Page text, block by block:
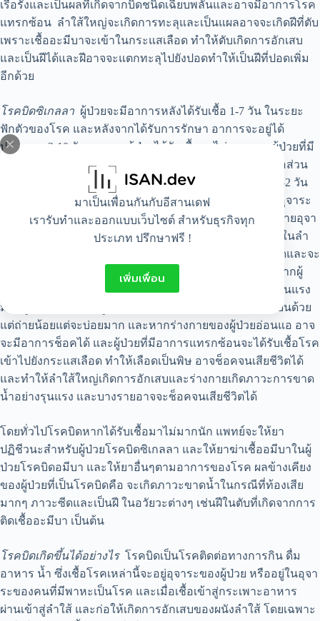
มาเป็นเพื่อนกันกับอีสานเดฟ
เรารับทำและออกแบบเว็บไซต์ สำหรับธุรกิจทุก
ประเภท ปรึกษาฟรี !
เพิ่มเพื่อน
เรื้อรังและเป็นผลที่เกิดจากบิดชนิดเฉียบพลันและอาจมีอาการโรค
แทรกซ้อน ลำใส้ใหญ่จะเกิดการทะลุและเป็นแผลอาจจะเกิดฝีที่ตับ
เพราะเชื้ออะมีบาจะเข้าในกระแสเลือด ทำให้ตับเกิดการอักเสบ
และเป็นฝีได้และฝีอาจจะแตกทะลุไปยังปอดทำให้เป็นฝีที่ปอดเพิ่ม
อีกด้วย
โรคบิดซิเกลลา ผู้ป่วยจะมีอาการหลังได้รับเชื้อ 1-7 วัน ในระยะ
ฟักตัวของโรค และหลังจากได้รับการรักษา อาการจะอยู่ได้
ประมาณ 3-10 วันและหากผู้ป่วยได้รับเชื้อมาไม่มาก และผู้ป่วยที่มี
สุขภาพที่แข็งแรง อาการอาจจะหายได้เอง ผู้ป่วยที่ได้รับเชื้อส่วน
ใหญ่มักจะมีไข้สูงบวกกับอาการท้องเสียเป็นน้ำ ประมาณ 1-2 วัน
จากนั้นอาการท้องเสียจะค่อยๆลดลง แต่ถ้ายังถ่ายอยู่บ่อยๆอุจาระ
จะมีมูกเลือดด้วย และจะมีอาการปวดท้องและปวดเบ่งเมื่อถ่ายอุจา
ระ และมีอาการคลื่นใส้อาเจียนร่วมด้วย เชื้อแบคทีเรียที่อยู่ในลำ
ใส้ จะทำให้รู้สึกไม่สบายท้อง มีอาการถ่ายเหลวเป็นมูกเลือดและจะ
มีอาการปวดบิดแต่ไม่มาก และในกรณีที่มีอาการน้อย แต่หากผู้
ป่วยได้รับเชื้อมาเยอะ และจะมีอาการคือปวดท้องบิดอย่างรุนแรง
มีไข้สูง อาจจะถ่ายมีมูกเลือดและมีหนองปนพร้อมกับอาเจียนด้วย
แต่ถ่ายน้อยแต่จะบ่อยมาก และหากร่างกายของผู้ป่วยอ่อนแอ อาจ
จะมีอาการช็อคได้ และผู้ป่วยที่มีอาการแทรกซ้อนจะได้รับเชื้อโรค
เข้าไปยังกระแสเลือด ทำให้เลือดเป็นพิษ อาจช็อคจนเสียชีวิตได้
และทำให้ลำใส้ใหญ่เกิดการอักเสบและร่างกายเกิดภาวะการขาด
น้ำอย่างรุนแรง และบางรายอาจจะช็อคจนเสียชีวิตได้
โดยทั่วไปโรคบิดหากได้รับเชื้อมาไม่มากนัก แพทย์จะให้ยา
ปฏิชีวนะสำหรับผู้ป่วยโรคบิดซิเกลลา และให้ยาฆ่าเชื้ออมีบาในผู้
ป่วยโรคบิดอมีบา และให้ยาอื่นๆตามอาการของโรค ผลข้างเคียง
ของผู้ป่วยที่เป็นโรคบิดคือ จะเกิดภาวะขาดน้ำในกรณีที่ท้องเสีย
มากๆ ภาวะซีดและเป็นฝี ในอวัยวะต่างๆ เช่นฝีในตับที่เกิดจากการ
ติดเชื้ออะมีบา เป็นต้น
โรคบิดเกิดขึ้นได้อย่างไร โรคบิดเป็นโรคติดต่อทางการกิน ดื่ม
อาหาร น้ำ ซึ่งเชื้อโรคเหล่านี้จะอยู่อุจาระของผู้ป่วย หรืออยู่ในอุจา
ระของคนที่มีพาหะเป็นโรค และเมื่อเชื้อเข้าสู่กระเพาะอาหาร
ผ่านเข้าสู่ลำใส้ และก่อให้เกิดการอักเสบของผนังลำใส้ โดยเฉพาะ